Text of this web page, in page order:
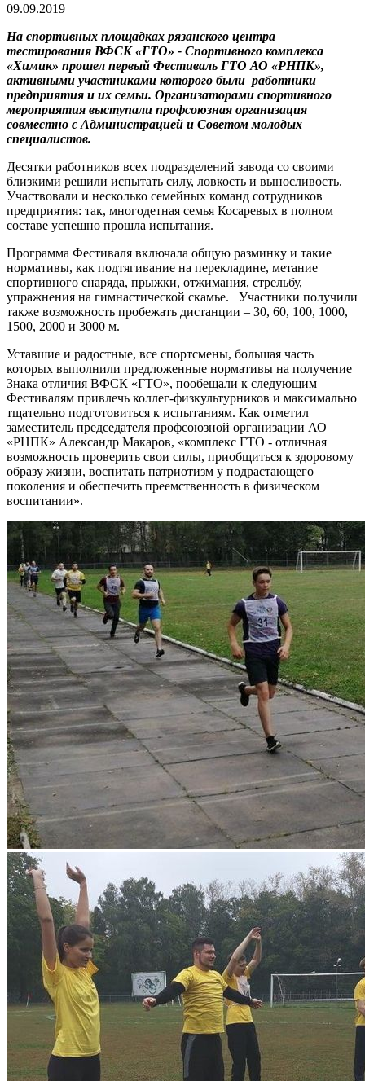
09.09.2019
На спортивных площадках рязанского центра
тестирования ВФСК «ГТО» - Спортивного комплекса
«Химик» прошел первый Фестиваль ГТО АО «РНПК»,
активными участниками которого были работники
предприятия и их семьи. Организаторами спортивного
мероприятия выступали профсоюзная организация
совместно с Администрацией и Советом молодых
специалистов.
Десятки работников всех подразделений завода со своими
близкими решили испытать силу, ловкость и выносливость.
Участвовали и несколько семейных команд сотрудников
предприятия: так, многодетная семья Косаревых в полном
составе успешно прошла испытания.
Программа Фестиваля включала общую разминку и такие
нормативы, как подтягивание на перекладине, метание
спортивного снаряда, прыжки, отжимания, стрельбу,
упражнения на гимнастической скамье. Участники получили
также возможность пробежать дистанции – 30, 60, 100, 1000,
1500, 2000 и 3000 м.
Уставшие и радостные, все спортсмены, большая часть
которых выполнили предложенные нормативы на получение
Знака отличия ВФСК «ГТО», пообещали к следующим
Фестивалям привлечь коллег-физкультурников и максимально
тщательно подготовиться к испытаниям. Как отметил
заместитель председателя профсоюзной организации АО
«РНПК» Александр Макаров, «комплекс ГТО - отличная
возможность проверить свои силы, приобщиться к здоровому
образу жизни, воспитать патриотизм у подрастающего
поколения и обеспечить преемственность в физическом
воспитании».